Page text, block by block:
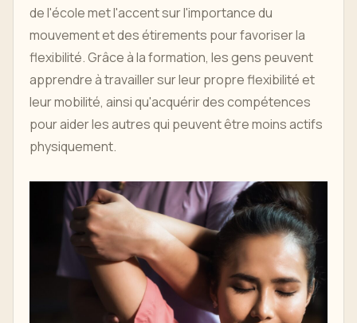
de l'école met l'accent sur l'importance du
mouvement et des étirements pour favoriser la
flexibilité. Grâce à la formation, les gens peuvent
apprendre à travailler sur leur propre flexibilité et
leur mobilité, ainsi qu'acquérir des compétences
pour aider les autres qui peuvent être moins actifs
physiquement.